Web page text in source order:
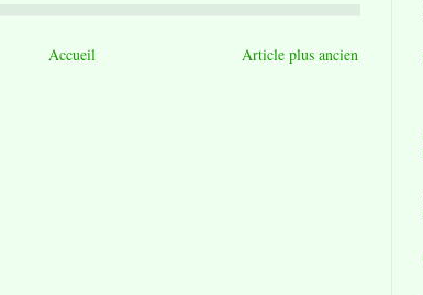
Article plus ancien
Accueil